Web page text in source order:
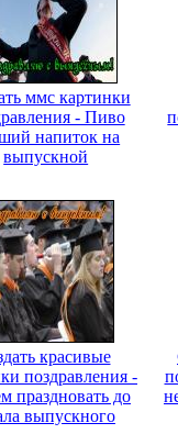
ммс картинки
- Пиво
напиток на
выпускной
красивые
поздравления -
праздновать до
выпускного